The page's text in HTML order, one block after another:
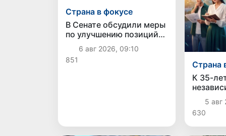
Страна в фокусе
В Сенате обсудили меры
по улучшению позиций
Узбекистана в
международных
рейтингах и индексах
6 авг 2026, 09:10
851
Страна
К 35-
среди
5 авг
630